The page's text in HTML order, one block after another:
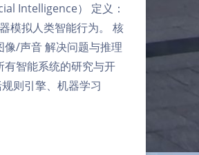
Intelligence） 定义：
模拟人类智能行为。 核
/声音 解决问题与推理
有智能系统的研究与开
则引擎、机器学习